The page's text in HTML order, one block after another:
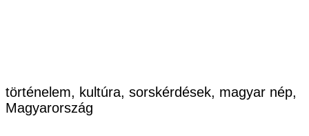
történelem, kultúra, sorskérdések, magyar nép,
Magyarország